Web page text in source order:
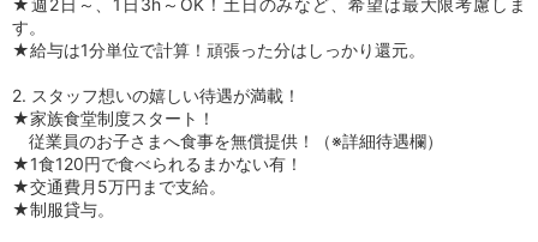
す。
★給与は1分単位で計算！頑張った分はしっかり還元。
2. スタッフ想いの嬉しい待遇が満載！
★家族食堂制度スタート！
従業員のお子さまへ食事を無償提供！（※詳細待遇欄）
★1食120円で食べられるまかない有！
★交通費月5万円まで支給。
★制服貸与。